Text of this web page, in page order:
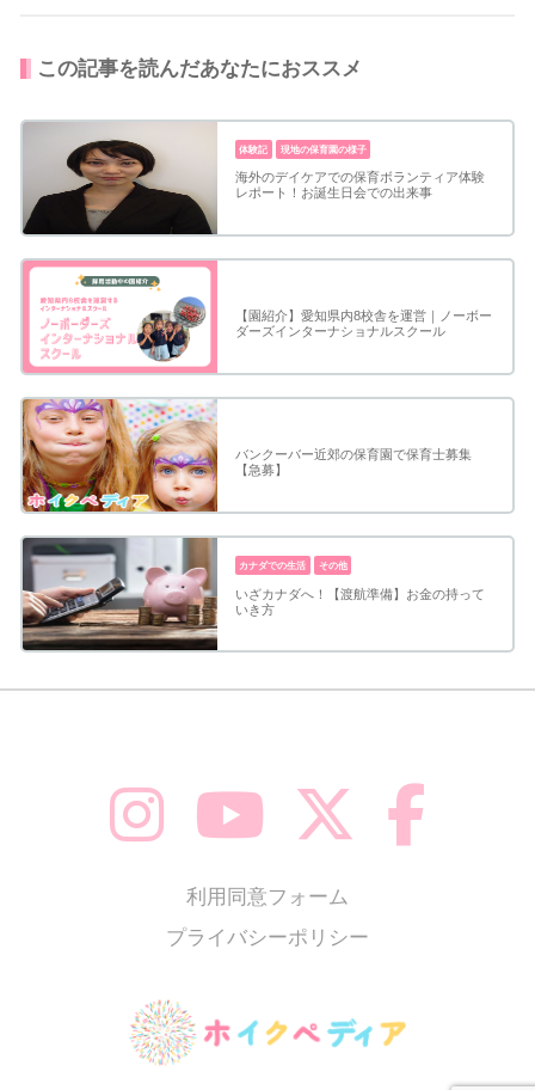
この記事を読んだあなたにおススメ
体験記 現地の保育園の様子
海外のデイケアでの保育ボランティア体験
レポート！お誕生日会での出来事
【園紹介】愛知県内8校舎を運営｜ノーボー
ダーズインターナショナルスクール
バンクーバー近郊の保育園で保育士募集
【急募】
カナダでの生活 その他
いざカナダへ！【渡航準備】お金の持って
いき方
利用同意フォーム
プライバシーポリシー